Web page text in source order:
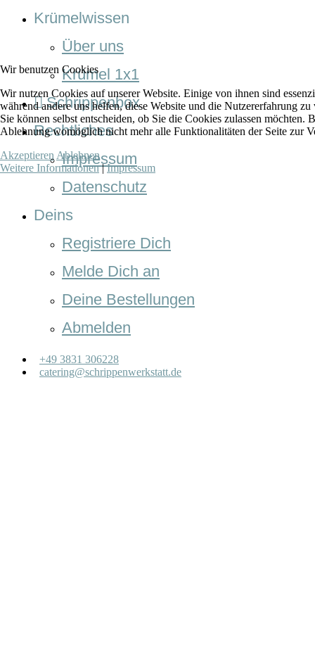
Krümelwissen
Über uns
Krümel 1x1
Schrippenbox
Rechtliches
Impressum
Datenschutz
Deins
Registriere Dich
Melde Dich an
Deine Bestellungen
Abmelden
+49 3831 306228
catering@schrippenwerkstatt.de
Wir benutzen Cookies
Wir nutzen Cookies auf unserer Website. Einige von ihnen sind
während andere uns helfen, diese Website und die Nutzererfahrung
Sie können selbst entscheiden, ob Sie die Cookies zulassen möchten.
Ablehnung womöglich nicht mehr alle Funktionalitäten der Seite zur
Akzeptieren Ablehnen
Weitere Informationen|Impressum